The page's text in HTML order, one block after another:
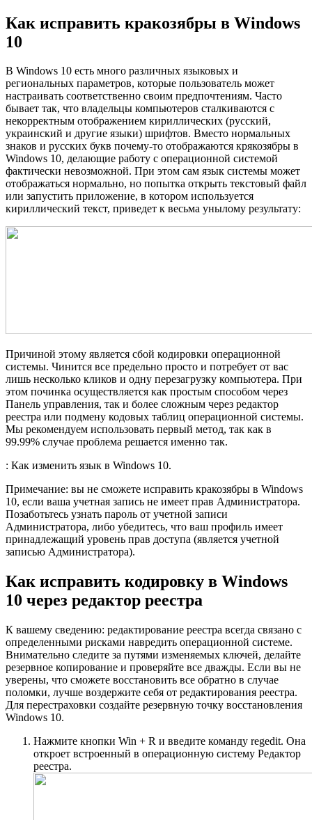
Как исправить кракозябры в Windows
10
В Windows 10 есть много различных языковых и
региональных параметров, которые пользователь может
настраивать соответственно своим предпочтениям. Часто
бывает так, что владельцы компьютеров сталкиваются с
некорректным отображением кириллических (русский,
украинский и другие языки) шрифтов. Вместо нормальных
знаков и русских букв почему-то отображаются крякозябры в
Windows 10, делающие работу с операционной системой
фактически невозможной. При этом сам язык системы может
отображаться нормально, но попытка открыть текстовый файл
или запустить приложение, в котором используется
кириллический текст, приведет к весьма унылому результату:
Причиной этому является сбой кодировки операционной
системы. Чинится все предельно просто и потребует от вас
лишь несколько кликов и одну перезагрузку компьютера. При
этом починка осуществляется как простым способом через
Панель управления, так и более сложным через редактор
реестра или подмену кодовых таблиц операционной системы.
Мы рекомендуем использовать первый метод, так как в
99.99% случае проблема решается именно так.
: Как изменить язык в Windows 10.
Примечание: вы не сможете исправить кракозябры в Windows
10, если ваша учетная запись не имеет прав Администратора.
Позаботьтесь узнать пароль от учетной записи
Администратора, либо убедитесь, что ваш профиль имеет
принадлежащий уровень прав доступа (является учетной
записью Администратора).
Как исправить кодировку в Windows
10 через редактор реестра
К вашему сведению: редактирование реестра всегда связано с
определенными рисками навредить операционной системе.
Внимательно следите за путями изменяемых ключей, делайте
резервное копирование и проверяйте все дважды. Если вы не
уверены, что сможете восстановить все обратно в случае
поломки, лучше воздержите себя от редактирования реестра.
Для перестраховки создайте резервную точку восстановления
Windows 10.
Нажмите кнопки Win + R и введите команду regedit. Она
откроет встроенный в операционную систему Редактор
реестра.